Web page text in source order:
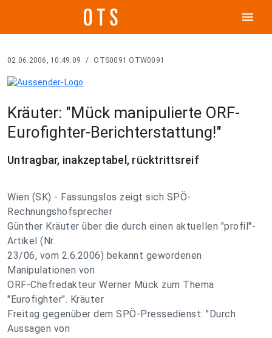
menu
02.06.2006, 10:49:09 / OTS0091 OTW0091
Kräuter: "Mück manipulierte ORF-
Eurofighter-Berichterstattung!"
Untragbar, inakzeptabel, rücktrittsreif
Wien (SK) - Fassungslos zeigt sich SPÖ-
Rechnungshofsprecher
Günther Kräuter über die durch einen aktuellen "profil"-
Artikel (Nr.
23/06, vom 2.6.2006) bekannt gewordenen
Manipulationen von
ORF-Chefredakteur Werner Mück zum Thema
"Eurofighter". Kräuter
Freitag gegenüber dem SPÖ-Pressedienst: "Durch
Aussagen von